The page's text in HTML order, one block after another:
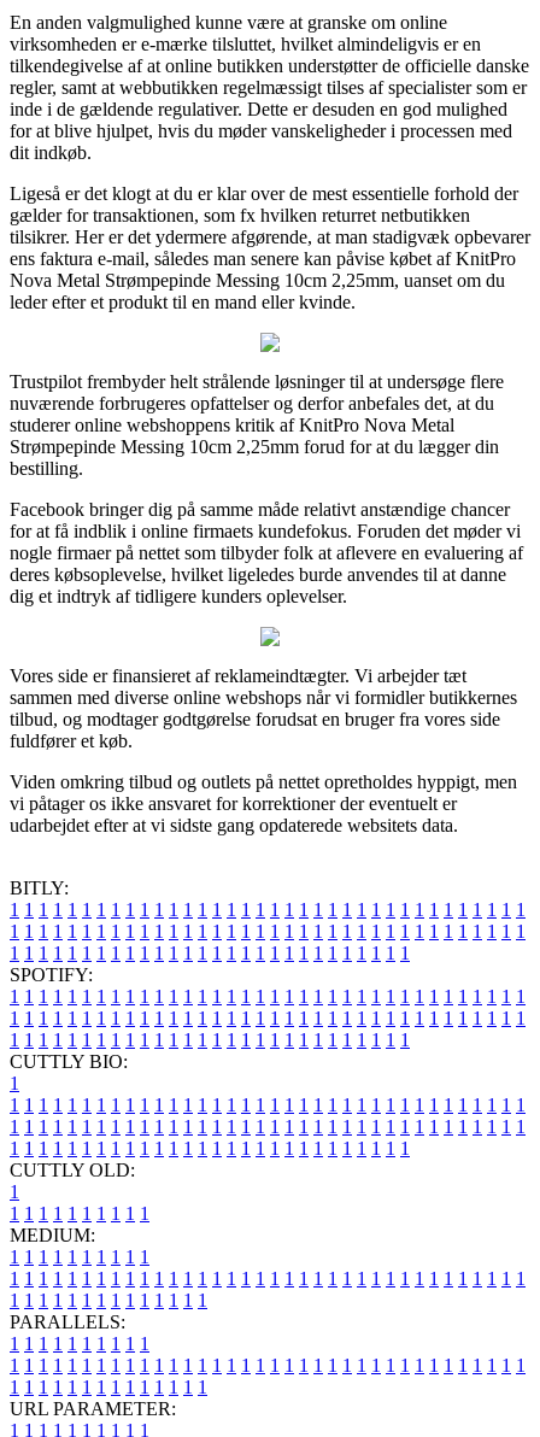
En anden valgmulighed kunne være at granske om online
virksomheden er e-mærke tilsluttet, hvilket almindeligvis er en
tilkendegivelse af at online butikken understøtter de officielle danske
regler, samt at webbutikken regelmæssigt tilses af specialister som er
inde i de gældende regulativer. Dette er desuden en god mulighed
for at blive hjulpet, hvis du møder vanskeligheder i processen med
dit indkøb.
Ligeså er det klogt at du er klar over de mest essentielle forhold der
gælder for transaktionen, som fx hvilken returret netbutikken
tilsikrer. Her er det ydermere afgørende, at man stadigvæk opbevarer
ens faktura e-mail, således man senere kan påvise købet af KnitPro
Nova Metal Strømpepinde Messing 10cm 2,25mm, uanset om du
leder efter et produkt til en mand eller kvinde.
Trustpilot frembyder helt strålende løsninger til at undersøge flere
nuværende forbrugeres opfattelser og derfor anbefales det, at du
studerer online webshoppens kritik af KnitPro Nova Metal
Strømpepinde Messing 10cm 2,25mm forud for at du lægger din
bestilling.
Facebook bringer dig på samme måde relativt anstændige chancer
for at få indblik i online firmaets kundefokus. Foruden det møder vi
nogle firmaer på nettet som tilbyder folk at aflevere en evaluering af
deres købsoplevelse, hvilket ligeledes burde anvendes til at danne
dig et indtryk af tidligere kunders oplevelser.
Vores side er finansieret af reklameindtægter. Vi arbejder tæt
sammen med diverse online webshops når vi formidler butikkernes
tilbud, og modtager godtgørelse forudsat en bruger fra vores side
fuldfører et køb.
Viden omkring tilbud og outlets på nettet opretholdes hyppigt, men
vi påtager os ikke ansvaret for korrektioner der eventuelt er
udarbejdet efter at vi sidste gang opdaterede websitets data.
BITLY:
1 1 1 1 1 1 1 1 1 1 1 1 1 1 1 1 1 1 1 1 1 1 1 1 1 1 1 1 1 1 1 1 1 1 1 1
1 1 1 1 1 1 1 1 1 1 1 1 1 1 1 1 1 1 1 1 1 1 1 1 1 1 1 1 1 1 1 1 1 1 1 1
1 1 1 1 1 1 1 1 1 1 1 1 1 1 1 1 1 1 1 1 1 1 1 1 1 1 1 1
SPOTIFY:
1 1 1 1 1 1 1 1 1 1 1 1 1 1 1 1 1 1 1 1 1 1 1 1 1 1 1 1 1 1 1 1 1 1 1 1
1 1 1 1 1 1 1 1 1 1 1 1 1 1 1 1 1 1 1 1 1 1 1 1 1 1 1 1 1 1 1 1 1 1 1 1
1 1 1 1 1 1 1 1 1 1 1 1 1 1 1 1 1 1 1 1 1 1 1 1 1 1 1 1
CUTTLY BIO:
1
1 1 1 1 1 1 1 1 1 1 1 1 1 1 1 1 1 1 1 1 1 1 1 1 1 1 1 1 1 1 1 1 1 1 1 1
1 1 1 1 1 1 1 1 1 1 1 1 1 1 1 1 1 1 1 1 1 1 1 1 1 1 1 1 1 1 1 1 1 1 1 1
1 1 1 1 1 1 1 1 1 1 1 1 1 1 1 1 1 1 1 1 1 1 1 1 1 1 1 1
CUTTLY OLD:
1
1 1 1 1 1 1 1 1 1 1
MEDIUM:
1 1 1 1 1 1 1 1 1 1
1 1 1 1 1 1 1 1 1 1 1 1 1 1 1 1 1 1 1 1 1 1 1 1 1 1 1 1 1 1 1 1 1 1 1 1
1 1 1 1 1 1 1 1 1 1 1 1 1 1
PARALLELS:
1 1 1 1 1 1 1 1 1 1
1 1 1 1 1 1 1 1 1 1 1 1 1 1 1 1 1 1 1 1 1 1 1 1 1 1 1 1 1 1 1 1 1 1 1 1
1 1 1 1 1 1 1 1 1 1 1 1 1 1
URL PARAMETER:
1 1 1 1 1 1 1 1 1 1